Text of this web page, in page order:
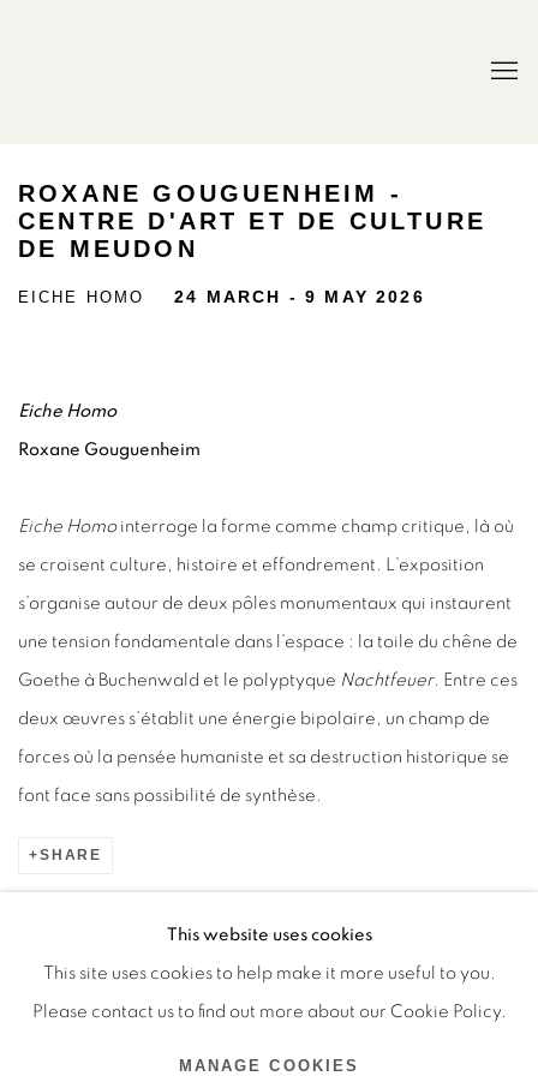
ROXANE GOUGUENHEIM -
CENTRE D'ART ET DE CULTURE
DE MEUDON
EICHE HOMO 24 MARCH - 9 MAY 2026
Eiche Homo
Roxane Gouguenheim
Eiche Homo interroge la forme comme champ critique, là où
se croisent culture, histoire et effondrement. L’exposition
s’organise autour de deux pôles monumentaux qui instaurent
une tension fondamentale dans l’espace : la toile du chêne de
Goethe à Buchenwald et le polyptyque Nachtfeuer. Entre ces
deux œuvres s’établit une énergie bipolaire, un champ de
forces où la pensée humaniste et sa destruction historique se
font face sans possibilité de synthèse.
SHARE
Manage cookies
This website uses cookies
This site uses cookies to help make it more useful to you.
Please contact us to find out more about our Cookie Policy.
MANAGE COOKIES